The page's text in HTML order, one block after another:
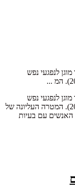
לנפגעי נפש
לנפגעי נפש
בקהילה מתוקף חוק השיקום בקהילה (2000). המטרה העליונה של
עם בעיות